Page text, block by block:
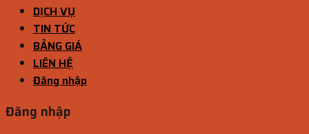
DỊCH VỤ
TIN TỨC
BẢNG GIÁ
LIÊN HỆ
Đăng nhập
Đăng nhập